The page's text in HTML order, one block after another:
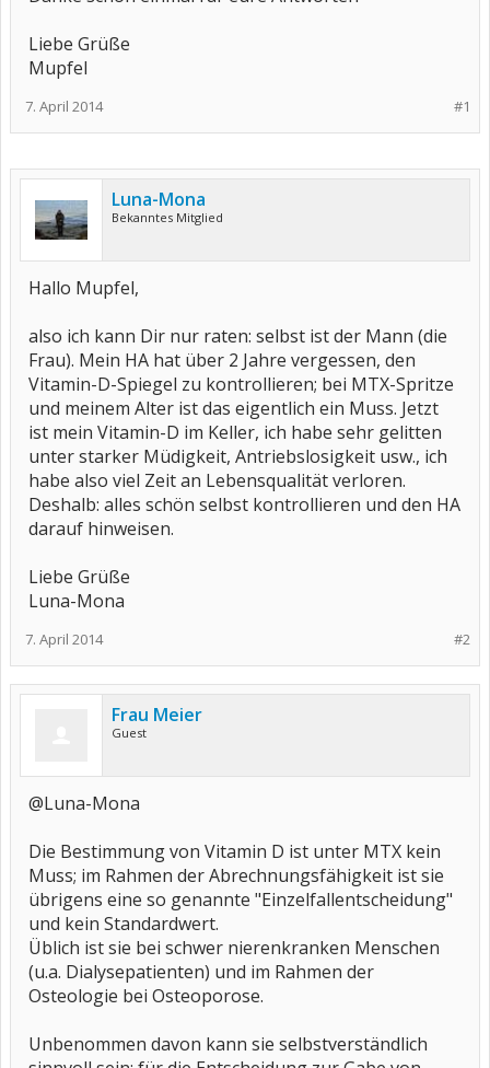
Liebe Grüße
Mupfel
#1
7. April 2014
Luna-Mona
Bekanntes Mitglied
Hallo Mupfel,
also ich kann Dir nur raten: selbst ist der Mann (die
Frau). Mein HA hat über 2 Jahre vergessen, den
Vitamin-D-Spiegel zu kontrollieren; bei MTX-Spritze
und meinem Alter ist das eigentlich ein Muss. Jetzt
ist mein Vitamin-D im Keller, ich habe sehr gelitten
unter starker Müdigkeit, Antriebslosigkeit usw., ich
habe also viel Zeit an Lebensqualität verloren.
Deshalb: alles schön selbst kontrollieren und den HA
darauf hinweisen.
Liebe Grüße
Luna-Mona
#2
7. April 2014
Frau Meier
Guest
@Luna-Mona
Die Bestimmung von Vitamin D ist unter MTX kein
Muss; im Rahmen der Abrechnungsfähigkeit ist sie
übrigens eine so genannte "Einzelfallentscheidung"
und kein Standardwert.
Üblich ist sie bei schwer nierenkranken Menschen
(u.a. Dialysepatienten) und im Rahmen der
Osteologie bei Osteoporose.
Unbenommen davon kann sie selbstverständlich